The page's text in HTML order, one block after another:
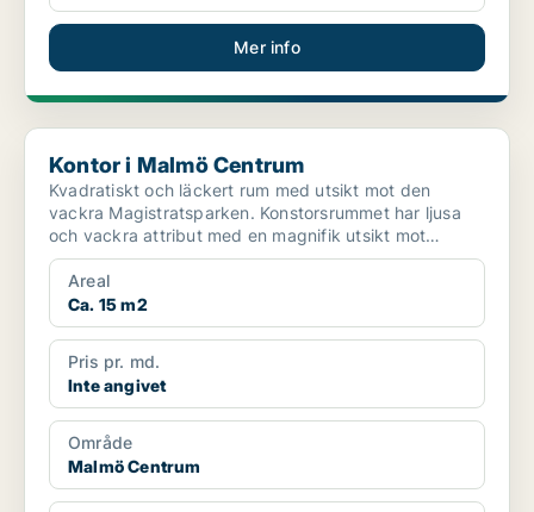
Mer info
Kontor i Malmö Centrum
Kontor i Malmö Centrum
Kvadratiskt och läckert rum med utsikt mot den
vackra Magistratsparken. Konstorsrummet har ljusa
och vackra attribut med en magnifik utsikt mot
Magistrats...
Areal
Ca. 15 m2
Pris pr. md.
Inte angivet
Område
Malmö Centrum